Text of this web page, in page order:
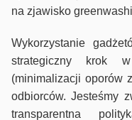
na zjawisko
Wykorzystanie
strategiczny krok
(minimalizacji oporów
odbiorców. Jesteśmy
transparentna